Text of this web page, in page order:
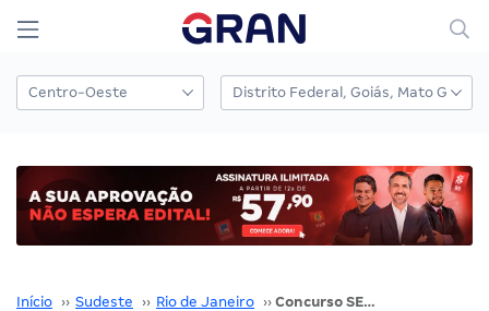
Início ›› Sudeste ›› Rio de Janeiro ›› Concurso SEPLAG Niterói RJ: saiu o EDITAL. Até R$ 10.8 mil!